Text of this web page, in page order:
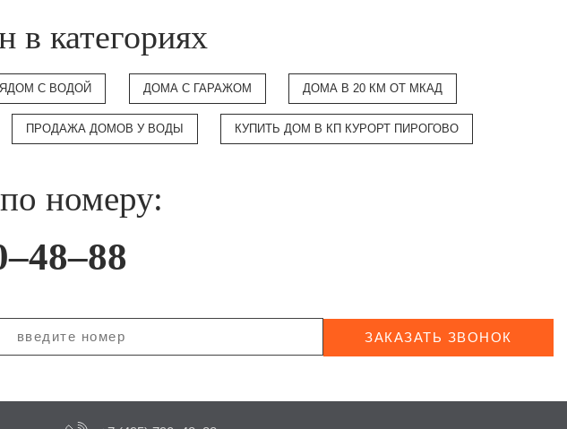
в категориях
С ВОДОЙ ДОМА С ГАРАЖОМ ДОМА В 20 КМ ОТ МКАД
ПРОДАЖА ДОМОВ У ВОДЫ КУПИТЬ ДОМ В КП КУРОРТ ПИРОГОВО
номеру:
ЗАКАЗАТЬ ЗВОНОК